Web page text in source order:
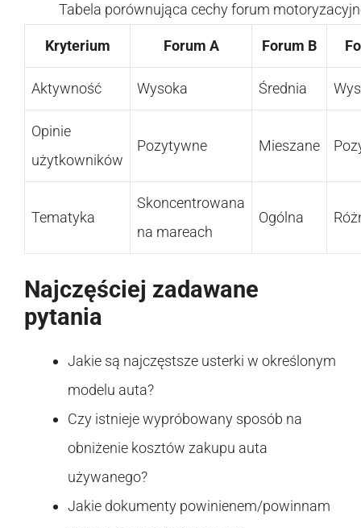
Tabela porównująca cechy forum
Kryterium Forum A Forum B
Aktywność Wysoka Średnia
Opinie
użytkowników
Pozytywne Mieszane
Tematyka
Skoncentrowana
na mareach
Ogólna
Najczęściej zadawane
pytania
Jakie są najczęstsze usterki w określonym
modelu auta?
Czy istnieje wypróbowany sposób na
obniżenie kosztów zakupu auta
używanego?
Jakie dokumenty powinienem/powinnam